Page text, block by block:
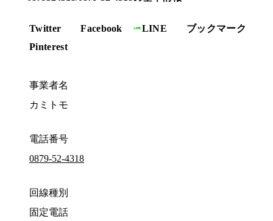
Twitter Facebook LINE
ブックマーク
Pinterest
事業者名
カミトモ
電話番号
0879-52-4318
回線種別
固定電話